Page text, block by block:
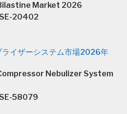
Market 2026
SE-20402
イザーシステム市場2026年
Nebulizer System
SE-58079